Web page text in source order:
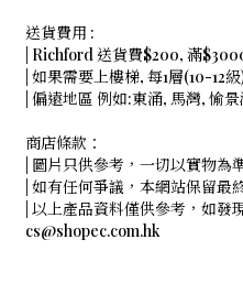
送貨費用 :
| Richford 送貨費$200, 滿
| 如果需要上樓梯, 每1層(10-12
| 偏遠地區 例如:東涌, 馬灣, 愉
商店條款：
| 圖片只供參考，一切以實物為
| 如有任何爭議，本網站保留最
| 以上產品資料僅供參考，如發
cs@shopec.com.hk